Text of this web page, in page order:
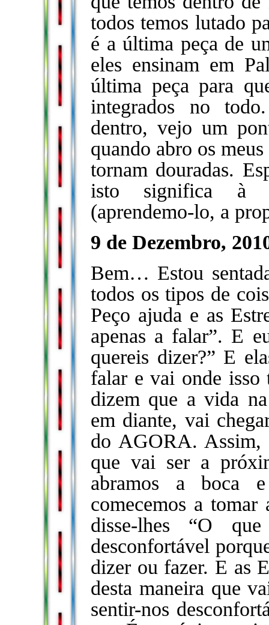
todos temos lutado
é a última peça de
eles ensinam em
última peça para
integrados no
dentro, vejo um
quando abro os
tornam douradas.
isto significa à
(aprendemo-lo, a
9 de Dezembro,
Bem… Estou
todos os tipos de
Peço ajuda e as
apenas a falar”. E
quereis dizer?” E
falar e vai onde isso
dizem que a vida
em diante, vai
do AGORA.
que vai ser a
abramos a boca
comecemos a
disse-lhes “O
desconfortável
dizer ou fazer. E as
desta maneira que
sentir-nos